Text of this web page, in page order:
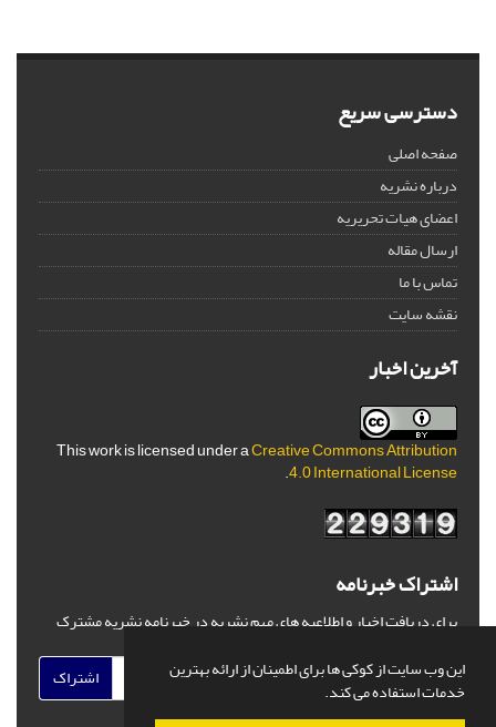
این وب سایت از کوکی ها برای اطمینان از ارائه بهترین
خدمات استفاده می کند.
دسترسی سریع
صفحه اصلی
درباره نشریه
اعضای هیات تحریریه
ارسال مقاله
تماس با ما
نقشه سایت
آخرین اخبار
This work is licensed under aCreative Commons Attribution
4.0 International License
.
اشتراک خبرنامه
برای دریافت اخبار و اطلاعیه های مهم نشریه در خبرنامه نشریه مشترک
اشتراک